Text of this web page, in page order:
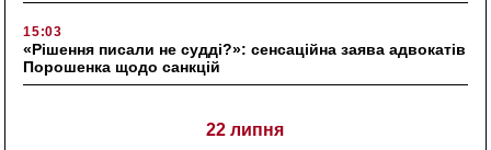
15:03
«Рішення писали не судді?»: сенсаційна заява адвокатів
Порошенка щодо санкцій
22 липня